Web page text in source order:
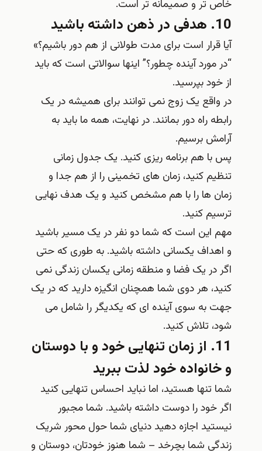
خاص تر و صمیمانه تر است.
10. هدفی در ذهن داشته باشید
آیا قرار است برای مدت طولانی از هم دور باشیم؟»
“در مورد آینده چطور؟” اینها سوالاتی است که باید
از خود بپرسید.
در واقع یک زوج نمی توانند برای همیشه در یک
رابطه راه دور بمانند. در نهایت، همه ما باید به
آرامش برسیم.
پس با هم برنامه ریزی کنید. یک جدول زمانی
تنظیم کنید، زمان‌ های تخمینی را از هم جدا و
زمان‌ ها را با هم مشخص کنید و یک هدف نهایی
ترسیم کنید.
مهم این است که شما دو نفر در یک مسیر باشید
و اهداف یکسانی داشته باشید. به طوری که حتی
اگر در یک فضا و منطقه زمانی یکسان زندگی نمی
کنید، هر دوی شما همچنان انگیزه دارید که در یک
جهت به سوی آینده ای که یکدیگر را شامل می
شود، تلاش کنید.
11. از زمان تنهایی خود و با دوستان
و خانواده خود لذت ببرید
شما تنها هستید، اما نباید احساس تنهایی کنید
اگر خود را دوست داشته باشید. شما مجبور
نیستید اجازه دهید دنیای شما حول محور شریک
زندگی شما بچرخد – شما هنوز خودتان، دوستان و